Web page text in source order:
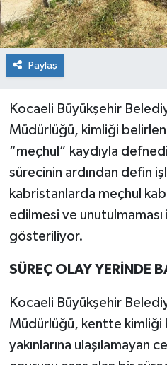
Paylaş
Kocaeli Büyükşehir
Müdürlüğü, kimliği
“meçhul” kaydıyla
sürecinin ardından defin
kabristanlarda meçhul
edilmesi ve
gösteriliyor.
SÜREÇ OLAY YERİNDE
Kocaeli Büyükşehir
Müdürlüğü, kentte kimliği
yakınlarına ulaşılamayan